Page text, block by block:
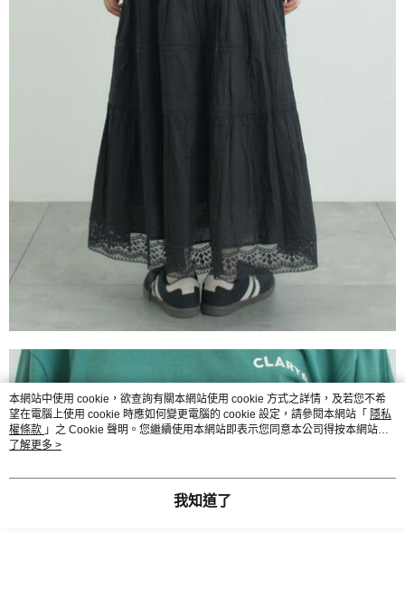
本網站中使用 cookie，欲查詢有關本網站使用 cookie 方式之詳情，及若您不希
望在電腦上使用 cookie 時應如何變更電腦的 cookie 設定，請參閱本網站「 隱私
權條款 」之 Cookie 聲明。您繼續使用本網站即表示您同意本公司得按本網站使
用條款之 Cookie 聲明使用 cookie。
了解更多 >
我知道了